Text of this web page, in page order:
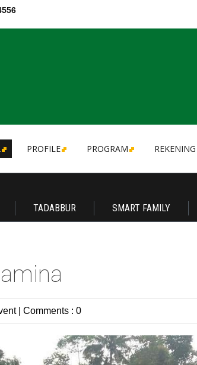
PROFILE PROGRAM REKENING
TADABBUR SMART FAMILY
Comments : 0